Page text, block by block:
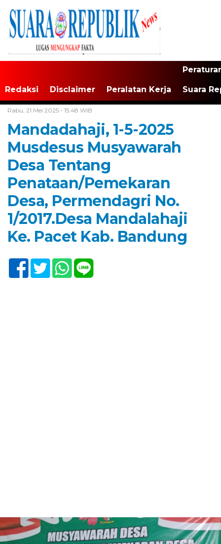
Redaksi Disclaimer Peralatan Kerja Suara
Rabu, 21 Mei 2025 - 15:48 WIB
Mandadahaji, 1-5-2025
Musdesus Musyawarah
Desa Tentang
Penataan/Pemekaran
Desa, Permendagri No.
1/2017.Desa Mandalahaji
Ke. Pacet Kab. Bandung